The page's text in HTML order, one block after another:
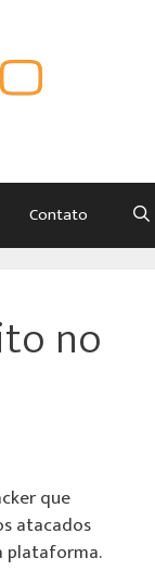
Contato
no
que
atacados
plataforma.